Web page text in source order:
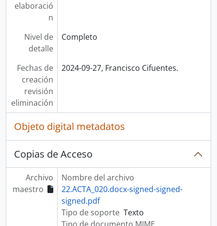
elaboració
n
Nivel de
detalle
Completo
Fechas de
creación
revisión
eliminación
2024-09-27, Francisco Cifuentes.
Objeto digital metadatos
Copias de Acceso
Archivo
maestro
Nombre del archivo
22.ACTA_020.docx-signed-signed-
signed.pdf
Tipo de soporte Texto